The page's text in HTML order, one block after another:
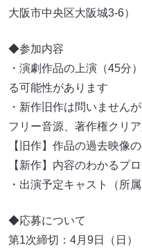
大阪市中央区大阪城3-6）
◆参加内容
・演劇作品の上演（45分
る可能性があります
・新作旧作は問いません
フリー音源、著作権クリ
【旧作】作品の過去映像
【新作】内容のわかるプ
・出演予定キャスト（所
◆応募について
第1次締切：4月9日（日